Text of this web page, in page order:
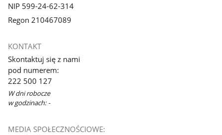
NIP 599-24-62-314
Regon 210467089
KONTAKT
Skontaktuj się z nami
pod numerem:
222 500 127
W dni robocze
w godzinach: -
MEDIA SPOŁECZNOŚCIOWE: